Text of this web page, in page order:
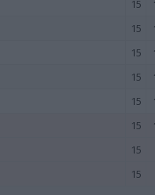
15
15
15
15
15
15
15
15